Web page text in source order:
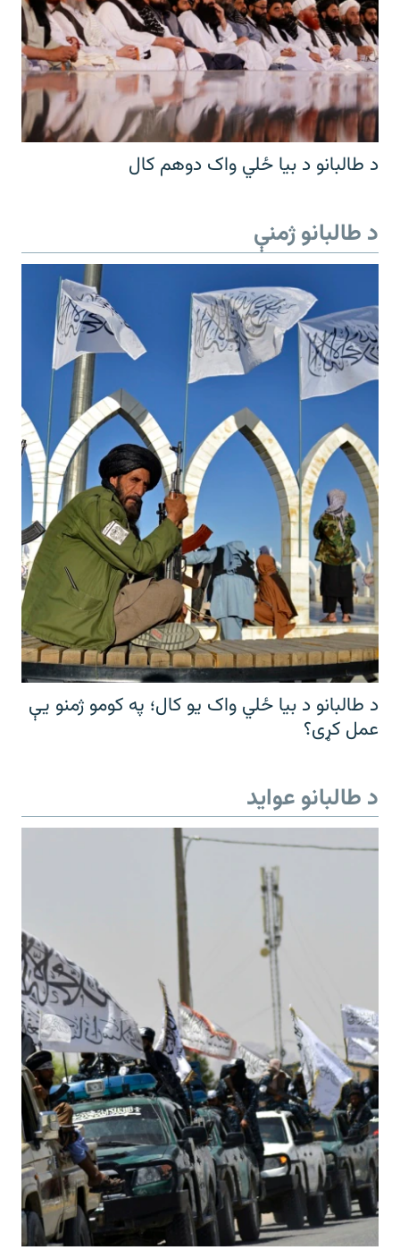
د طالبانو د بیا ځلي واک دوهم کال
د طالبانو ژمنې
د طالبانو د بیا ځلي واک یو کال؛ په کومو ژمنو یې
عمل کړی؟
د طالبانو عواید